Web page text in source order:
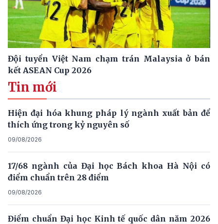
Đội tuyển Việt Nam chạm trán Malaysia ở bán
kết ASEAN Cup 2026
Tin mới
Hiện đại hóa khung pháp lý ngành xuất bản để
thích ứng trong kỷ nguyên số
09/08/2026
17/68 ngành của Đại học Bách khoa Hà Nội có
điểm chuẩn trên 28 điểm
09/08/2026
Điểm chuẩn Đại học Kinh tế quốc dân năm 2026